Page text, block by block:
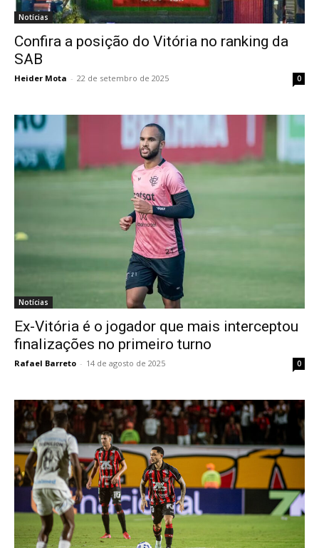
Notícias
Confira a posição do Vitória no ranking da
SAB
Heider Mota - 22 de setembro de 2025 0
Notícias
Ex-Vitória é o jogador que mais interceptou
finalizações no primeiro turno
Rafael Barreto - 14 de agosto de 2025 0